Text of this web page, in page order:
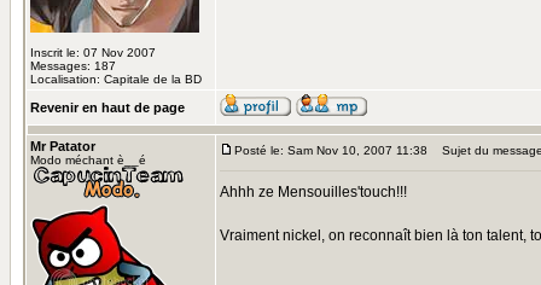
Inscrit le: 07 Nov 2007
Messages: 187
Localisation: Capitale de la BD
Revenir en haut de page
Mr Patator
Modo méchant è__é
Posté le: Sam Nov 10, 2007 11:38 Sujet du
Ahhh ze Mensouilles'touch!!!
Vraiment nickel, on reconnaît bien là ton talent,